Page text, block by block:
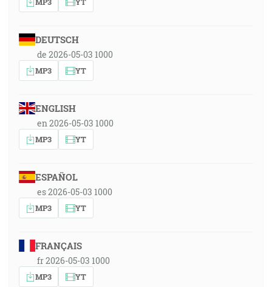
DEUTSCH
de 2026-05-03 1000
MP3 YT
ENGLISH
en 2026-05-03 1000
MP3 YT
ESPAÑOL
es 2026-05-03 1000
MP3 YT
FRANÇAIS
fr 2026-05-03 1000
MP3 YT